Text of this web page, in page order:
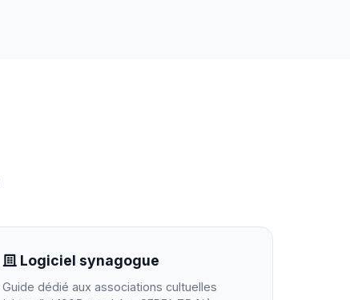
Logiciel synagogue
Guide dédié aux associations cultuelles